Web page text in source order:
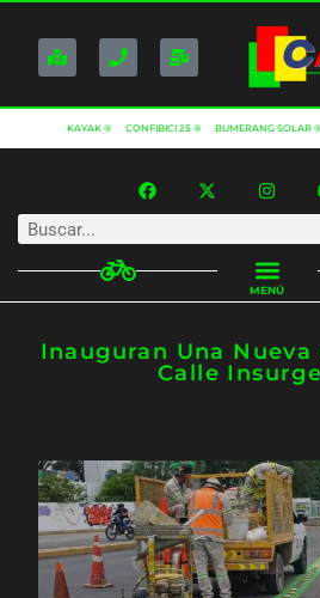
KAYAK ® CONFIBICI 25 ® BUMERANG SOLAR ®
MENÚ
Inauguran Una Nueva
Calle